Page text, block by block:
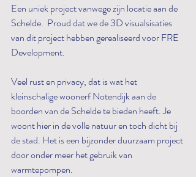
Een uniek project vanwege zijn locatie aan de
Schelde.  Proud dat we de 3D visualsisaties
van dit project hebben gerealiseerd voor FRE
Development.
Veel rust en privacy, dat is wat het
kleinschalige woonerf Notendijk aan de
boorden van de Schelde te bieden heeft. Je
woont hier in de volle natuur en toch dicht bij
de stad. Het is een bijzonder duurzaam project
door onder meer het gebruik van
warmtepompen.